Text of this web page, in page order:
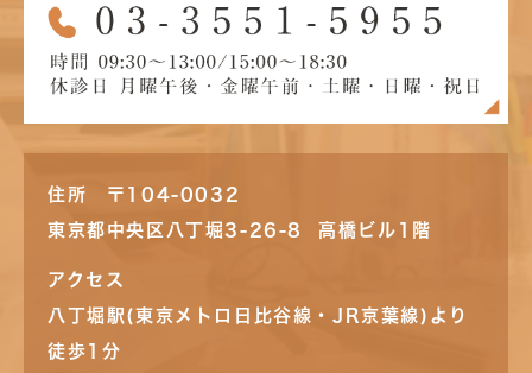
住所 〒104-0032
東京都中央区八丁堀3-26-8 高橋ビル1階
アクセス
八丁堀駅(東京メトロ日比谷線・JR京葉線)より
徒歩1分